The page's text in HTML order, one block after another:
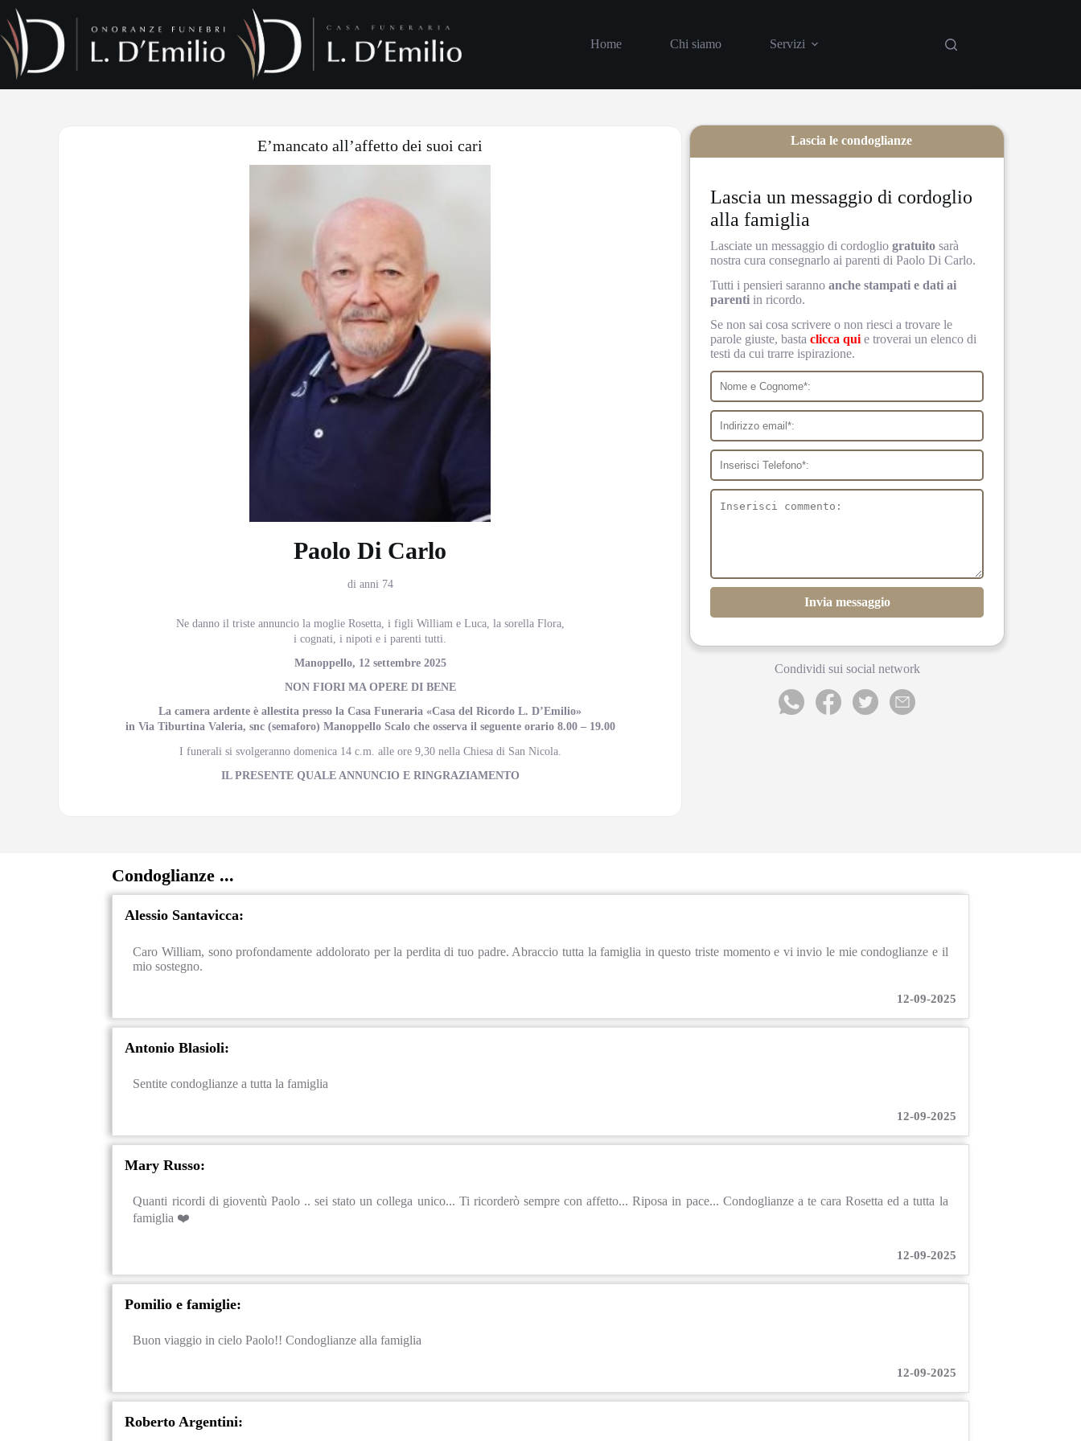
Home Chi siamo Servizi Casa funeraria
E’mancato all’affetto dei suoi cari
Paolo Di Carlo
di anni 74
Ne danno il triste annuncio la moglie Rosetta, i figli William e Luca, la sorella Flora,
i cognati, i nipoti e i parenti tutti.
Manoppello, 12 settembre 2025
NON FIORI MA OPERE DI BENE
La camera ardente è allestita presso la Casa Funeraria «Casa del Ricordo L. D’Emilio»
in Via Tiburtina Valeria, snc (semaforo) Manoppello Scalo che osserva il seguente orario 8.00 – 19.00
I funerali si svolgeranno domenica 14 c.m. alle ore 9,30 nella Chiesa di San Nicola.
IL PRESENTE QUALE ANNUNCIO E RINGRAZIAMENTO
Lascia un messaggio di cordoglio
alla famiglia
Lasciate un messaggio di cordogliogratuito sarà
nostra cura consegnarlo ai parenti di Paolo Di Carlo.
Tutti i pensieri sarannoanche stampati e dati ai
parenti in ricordo.
Se non sai cosa scrivere o non riesci a trovare le
parole giuste, bastaclicca qui e troverai un elenco di
testi da cui trarre ispirazione.
Invia messaggio
Lascia le condoglianze
Condividi sui social network
Condoglianze ...
Alessio Santavicca:
Caro William, sono profondamente addolorato per la perdita di tuo padre. Abraccio tutta la famiglia in questo triste momento e vi invio le mie condoglianze e il
mio sostegno.
12-09-2025
Antonio Blasioli:
Sentite condoglianze a tutta la famiglia
12-09-2025
Mary Russo:
Quanti ricordi di gioventù Paolo .. sei stato un collega unico... Ti ricorderò sempre con affetto... Riposa in pace... Condoglianze a te cara Rosetta ed a tutta la
famiglia ❤️
12-09-2025
Pomilio e famiglie:
Buon viaggio in cielo Paolo!! Condoglianze alla famiglia
12-09-2025
Roberto Argentini: